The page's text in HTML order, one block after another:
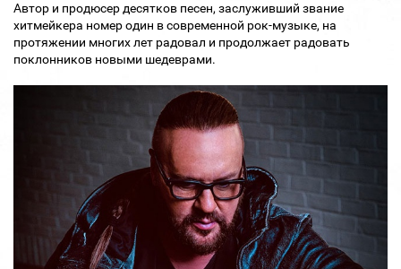
Автор и продюсер десятков песен, заслуживший звание
хитмейкера номер один в современной рок-музыке, на
протяжении многих лет радовал и продолжает радовать
поклонников новыми шедеврами.